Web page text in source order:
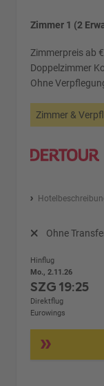
Zimmer 1 (2
Zimmerpreis ab
Doppelzimmer
Ohne
Zimmer &
Ohne
Hinflug
Mo., 2.11.26
SZG19:25
Direktflug
Eurowings